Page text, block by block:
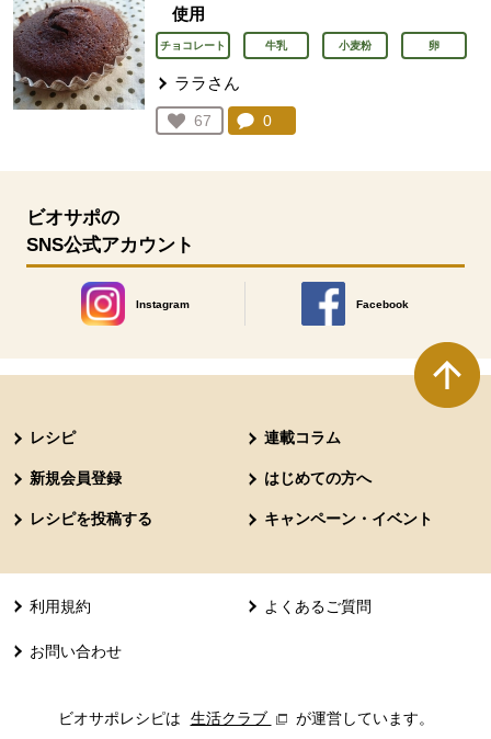
使用
チョコレート 牛乳 小麦粉 卵
ララさん
お気に入り登録：
67
人が登録
コメント：
0
ビオサポの
SNS公式アカウント
Instagram
別のウィンドウで開きます。
Facebook
別のウィンドウで開きます
レシピ 連載コラム
新規会員登録 はじめての方へ
レシピを投稿する キャンペーン・イベント
利用規約 よくあるご質問
お問い合わせ
ビオサポレシピは 生活クラブ 別のウィンドウで開きます。
が運営しています。